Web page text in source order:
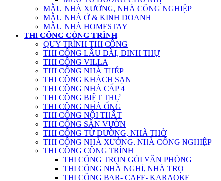
MẪU NHÀ XƯỞNG, NHÀ CÔNG NGHIỆP
MẪU NHÀ Ở & KINH DOANH
MẪU NHÀ HOMESTAY
THI CÔNG CÔNG TRÌNH
QUY TRÌNH THI CÔNG
THI CÔNG LÂU ĐÀI, DINH THỰ
THI CÔNG VILLA
THI CÔNG NHÀ THÉP
THI CÔNG KHÁCH SẠN
THI CÔNG NHÀ CẤP 4
THI CÔNG BIỆT THỰ
THI CÔNG NHÀ ỐNG
THI CÔNG NỘI THẤT
THI CÔNG SÂN VƯỜN
THI CÔNG TỪ ĐƯỜNG, NHÀ THỜ
THI CÔNG NHÀ XƯỞNG, NHÀ CÔNG NGHIỆP
THI CÔNG CÔNG TRÌNH
THI CÔNG TRỌN GÓI VĂN PHÒNG
THI CÔNG NHÀ NGHỈ, NHÀ TRỌ
THI CÔNG BAR- CAFE- KARAOKE